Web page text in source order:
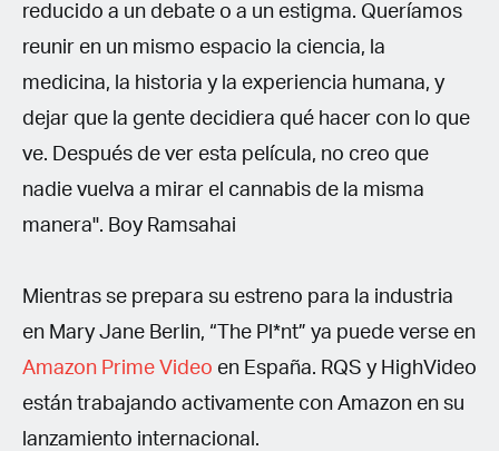
reducido a un debate o a un estigma. Queríamos
reunir en un mismo espacio la ciencia, la
medicina, la historia y la experiencia humana, y
dejar que la gente decidiera qué hacer con lo que
ve. Después de ver esta película, no creo que
nadie vuelva a mirar el cannabis de la misma
manera". Boy Ramsahai
Mientras se prepara su estreno para la industria
en Mary Jane Berlin, “The Pl*nt” ya puede verse en
Amazon Prime Video en España. RQS y HighVideo
están trabajando activamente con Amazon en su
lanzamiento internacional.